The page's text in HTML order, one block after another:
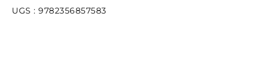
UGS : 9782356857583